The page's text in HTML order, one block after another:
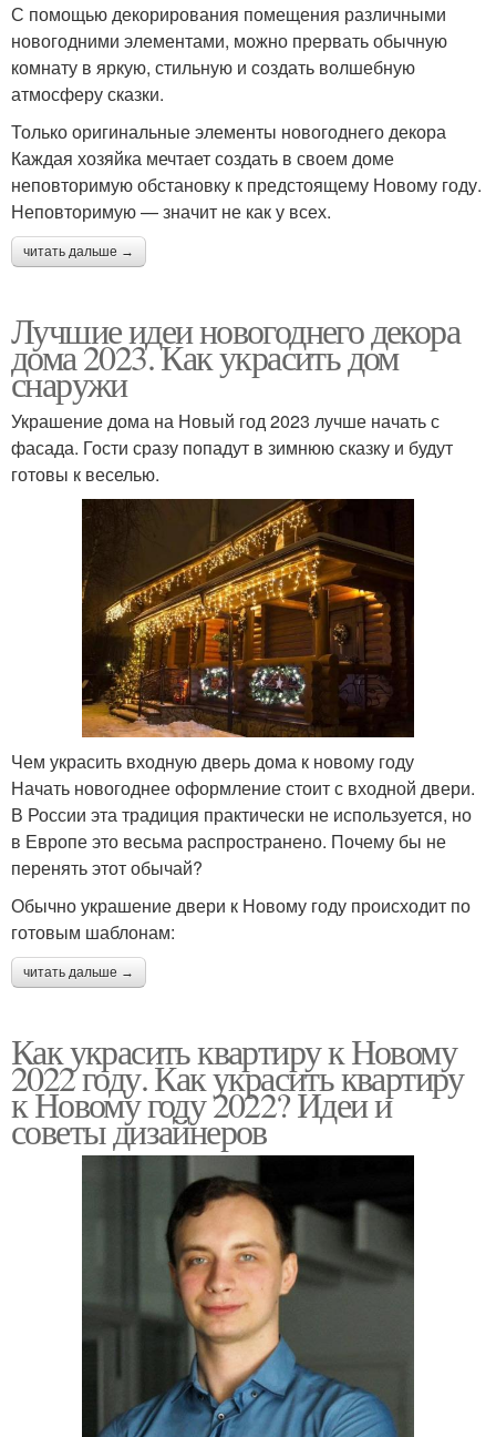
С помощью декорирования помещения различными
новогодними элементами, можно прервать обычную
комнату в яркую, стильную и создать волшебную
атмосферу сказки.
Только оригинальные элементы новогоднего декора
Каждая хозяйка мечтает создать в своем доме
неповторимую обстановку к предстоящему Новому году.
Неповторимую — значит не как у всех.
читать дальше →
Лучшие идеи новогоднего декора
дома 2023. Как украсить дом
снаружи
Украшение дома на Новый год 2023 лучше начать с
фасада. Гости сразу попадут в зимнюю сказку и будут
готовы к веселью.
Чем украсить входную дверь дома к новому году
Начать новогоднее оформление стоит с входной двери.
В России эта традиция практически не используется, но
в Европе это весьма распространено. Почему бы не
перенять этот обычай?
Обычно украшение двери к Новому году происходит по
готовым шаблонам:
читать дальше →
Как украсить квартиру к Новому
2022 году. Как украсить квартиру
к Новому году 2022? Идеи и
советы дизайнеров